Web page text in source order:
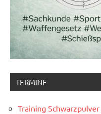
TERMINE
Training Schwarzpulver